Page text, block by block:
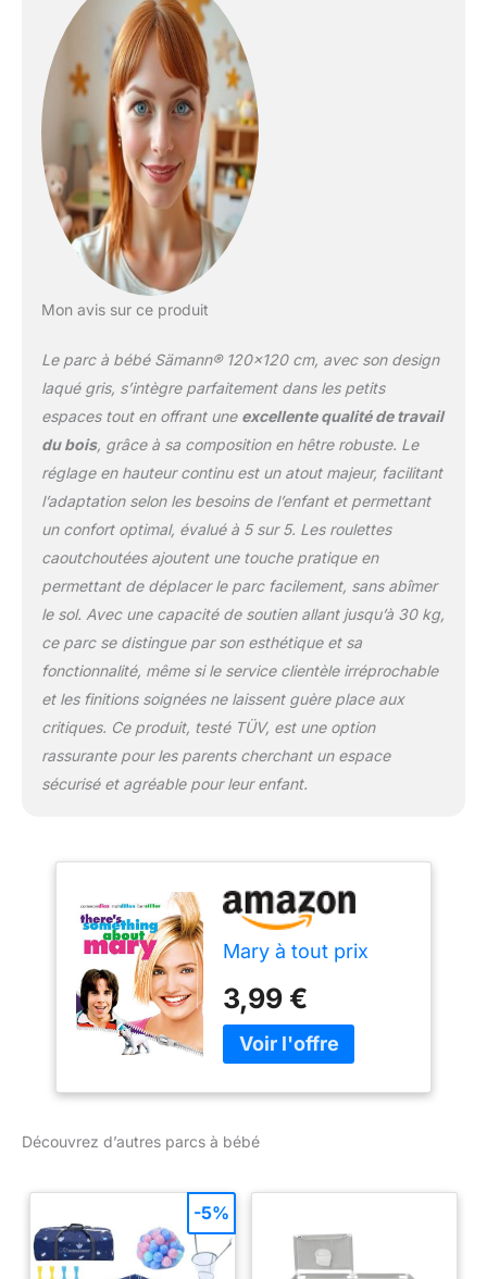
Mon avis sur ce produit
Le parc à bébé Sämann® 120×120 cm, avec son design
laqué gris, s’intègre parfaitement dans les petits
espaces tout en offrant une excellente qualité de travail
du bois, grâce à sa composition en hêtre robuste. Le
réglage en hauteur continu est un atout majeur, facilitant
l’adaptation selon les besoins de l’enfant et permettant
un confort optimal, évalué à 5 sur 5. Les roulettes
caoutchoutées ajoutent une touche pratique en
permettant de déplacer le parc facilement, sans abîmer
le sol. Avec une capacité de soutien allant jusqu’à 30 kg,
ce parc se distingue par son esthétique et sa
fonctionnalité, même si le service clientèle irréprochable
et les finitions soignées ne laissent guère place aux
critiques. Ce produit, testé TÜV, est une option
rassurante pour les parents cherchant un espace
sécurisé et agréable pour leur enfant.
Mary à tout prix
3,99 €
Découvrez d’autres parcs à bébé
-5%